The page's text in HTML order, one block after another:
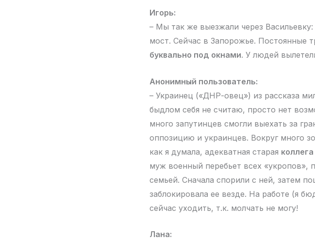
Игорь:
– Мы так же выезжали через
мост. Сейчас в Запорожье. Постоянные
буквально под окнами. У людей
Анонимный пользователь:
– Украинец («ДНР-овец») из рассказа
быдлом себя не считаю, просто нет
много запутинцев смогли выехать за
оппозицию и украинцев. Вокруг много
как я думала, адекватная старая
муж военный перебьет всех «укропов»,
семьей. Сначала спорили с ней, затем
заблокировала ее везде. На работе (я
сейчас уходить, т.к. молчать не могу!
Лана: